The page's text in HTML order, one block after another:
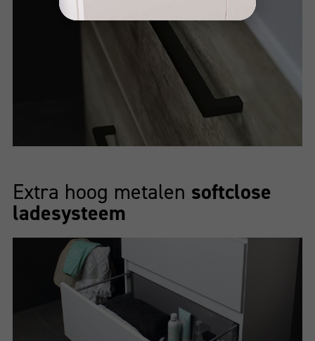
Extra hoog metalen softclose
ladesysteem